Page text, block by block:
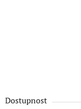
Dostupnost